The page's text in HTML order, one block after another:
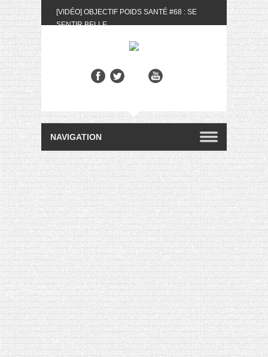
[VIDÉO] OBJECTIF POIDS SANTÉ #68 : SE
SENTIR BELLE
BIOTYFULL BOX DU MOIS DE MAI 2024 FEAT.
[VIDÉO] QUITOQUE #10 : MEAL PREP &
CONVIVIALITÉ
[VIDÉO] UNBOXING : LES MY LITTLE &
BIOTYFULL BOX DU MOIS D’AVRIL 2024
FEAT. AKILA
[VIDÉO] OBJECTIF POIDS SANTÉ #67 : L’AVIS
DES AUTRES, CE N’EST QUE LA VIE DES
AUTRES
[VIDÉO] UNBOXING : LES MY LITTLE &
BIOTYFULL BOX DES MOIS DE FÉVRIER ET
MARS 2024 FEAT. AKILA
[VIDÉO] LA SÉLECTION DU MOIS
#JANVIER2024
[VIDÉO] HELLOFRESH #34 : IDÉES
RECETTES RISOTTO